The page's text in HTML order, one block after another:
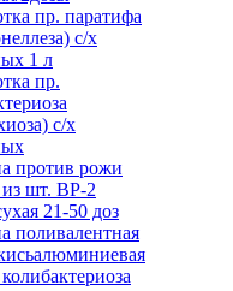
пр. паратифа
с/х
1 л
пр.
с/х
против рожи
шт. ВР-2
21-50 доз
поливалентная